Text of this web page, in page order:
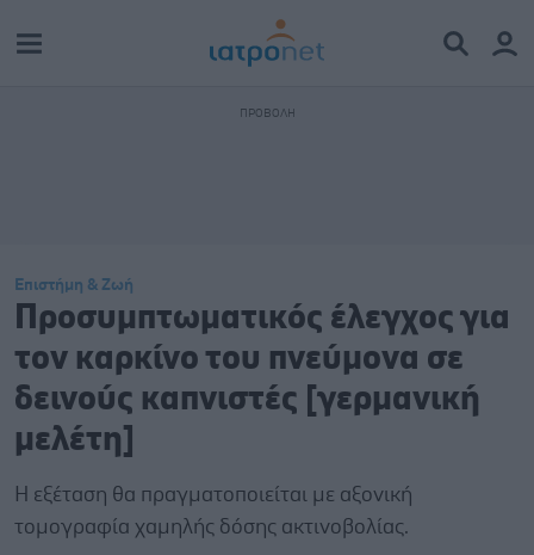
Επιστήμη & Ζωή
Προσυμπτωματικός έλεγχος για
τον καρκίνο του πνεύμονα σε
δεινούς καπνιστές [γερμανική
μελέτη]
Η εξέταση θα πραγματοποιείται με αξονική
τομογραφία χαμηλής δόσης ακτινοβολίας.